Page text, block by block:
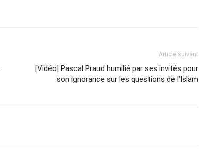
Article suivant
[Vidéo] Pascal Praud humilié par ses invités pour
son ignorance sur les questions de l’Islam